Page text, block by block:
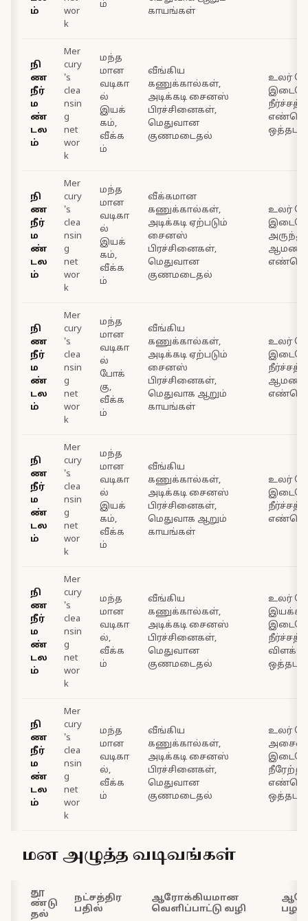
ம்
wor
k
ம்
காயங்கள்
நி
ண
நீர்
ம
ண்
டல
ம்
Mer
cury
's
clea
nsin
g
net
wor
k
மந்த
மான
வடிகா
ல்
இயக்
கம்,
வீக்க
ம்
வீங்கிய
கணுக்கால்கள்,
அடிக்கடி சைனஸ்
பிரச்சினைகள்,
மெதுவான
குணமடைதல்
உலர்
நி
ண
நீர்
ம
ண்
டல
ம்
Mer
cury
's
clea
nsin
g
net
wor
k
மந்த
மான
வடிகா
ல்
இயக்
கம்,
வீக்க
ம்
வீக்கமான
கணுக்கால்கள்,
அடிக்கடி ஏற்படும்
சைனஸ்
பிரச்சினைகள்,
மெதுவான
குணமடைதல்
உலர்
நி
ண
நீர்
ம
ண்
டல
ம்
Mer
cury
's
clea
nsin
g
net
wor
k
மந்த
மான
வடிகா
ல்
போக்
கு,
வீக்க
ம்
வீங்கிய
கணுக்கால்கள்,
அடிக்கடி ஏற்படும்
சைனஸ்
பிரச்சினைகள்,
மெதுவாக ஆறும்
காயங்கள்
உலர்
நி
ண
நீர்
ம
ண்
டல
ம்
Mer
cury
's
clea
nsin
g
net
wor
k
மந்த
மான
வடிகா
ல்
இயக்
கம்,
வீக்க
ம்
வீங்கிய
கணுக்கால்கள்,
அடிக்கடி சைனஸ்
பிரச்சினைகள்,
மெதுவாக ஆறும்
காயங்கள்
உலர்
நி
ண
நீர்
ம
ண்
டல
ம்
Mer
cury
's
clea
nsin
g
net
wor
k
மந்த
மான
வடிகா
ல்,
வீக்க
ம்
வீங்கிய
கணுக்கால்கள்,
அடிக்கடி சைனஸ்
பிரச்சினைகள்,
மெதுவான
குணமடைதல்
உலர்
இயக்க
ஒத்தடம்
நி
ண
நீர்
ம
ண்
டல
ம்
Mer
cury
's
clea
nsin
g
net
wor
k
மந்த
மான
வடிகா
ல்,
வீக்க
ம்
வீங்கிய
கணுக்கால்கள்,
அடிக்கடி சைனஸ்
பிரச்சினைகள்,
மெதுவான
குணமடைதல்
உலர்
அசைவு
மன அழுத்த வடிவங்கள்
தூ
ண்டு
தல்
நட்சத்திர
பதில்
ஆரோக்கியமான
வெளிப்பாட்டு வழி